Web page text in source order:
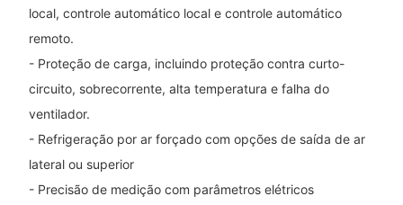
local, controle automático local e controle automático
remoto.
- Proteção de carga, incluindo proteção contra curto-
circuito, sobrecorrente, alta temperatura e falha do
ventilador.
- Refrigeração por ar forçado com opções de saída de ar
lateral ou superior
- Precisão de medição com parâmetros elétricos